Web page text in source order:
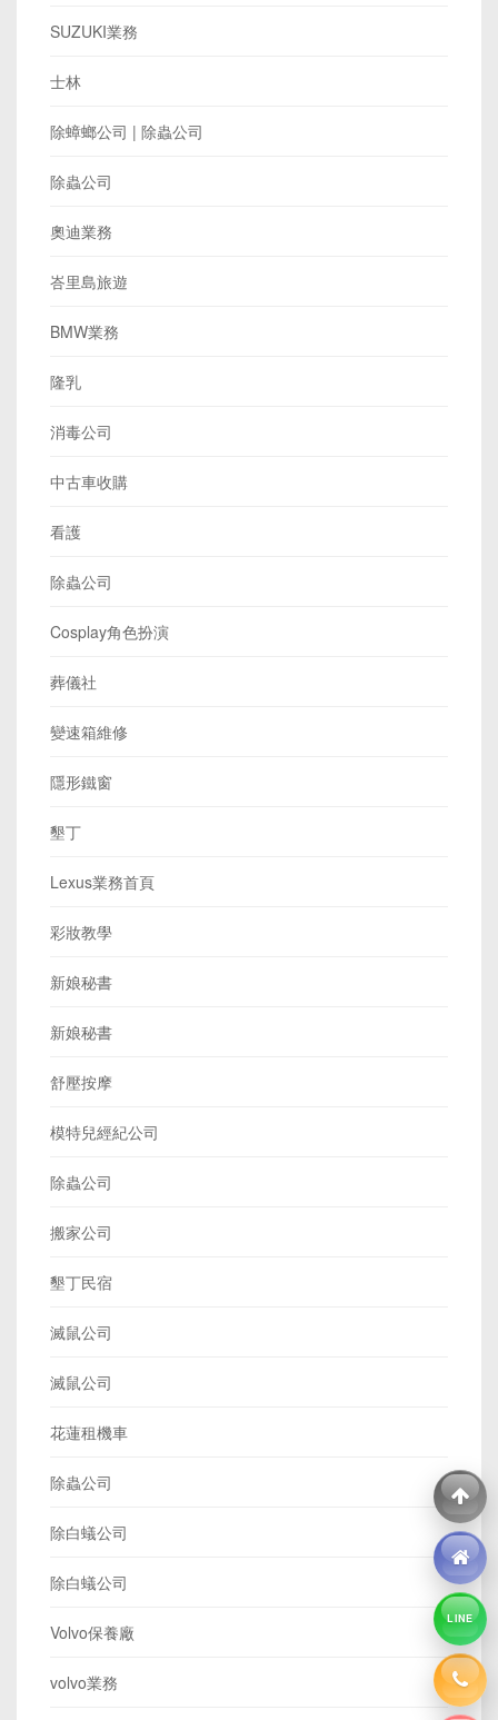
SUZUKI業務
士林
除蟑螂公司 | 除蟲公司
除蟲公司
奧迪業務
峇里島旅遊
BMW業務
隆乳
消毒公司
中古車收購
看護
除蟲公司
Cosplay角色扮演
葬儀社
變速箱維修
隱形鐵窗
墾丁
Lexus業務首頁
彩妝教學
新娘秘書
新娘秘書
舒壓按摩
模特兒經紀公司
除蟲公司
搬家公司
墾丁民宿
滅鼠公司
滅鼠公司
花蓮租機車
除蟲公司
除白蟻公司
除白蟻公司
Volvo保養廠
volvo業務
LINE